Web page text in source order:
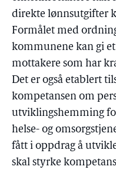
direkte lønnsutgifter
Formålet med
kommunene kan gi
mottakere som har
Det er også etablert
kompetansen om
utviklingshemming
helse- og
fått i oppdrag å
skal styrke